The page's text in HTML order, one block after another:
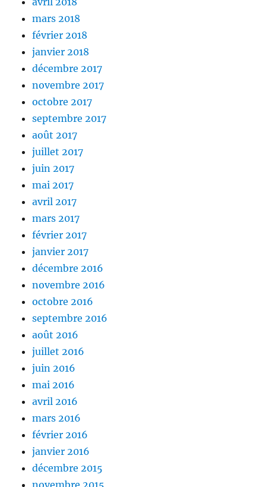
mars 2018
février 2018
janvier 2018
décembre 2017
novembre 2017
octobre 2017
septembre 2017
août 2017
juillet 2017
juin 2017
mai 2017
avril 2017
mars 2017
février 2017
janvier 2017
décembre 2016
novembre 2016
octobre 2016
septembre 2016
août 2016
juillet 2016
juin 2016
mai 2016
avril 2016
mars 2016
février 2016
janvier 2016
décembre 2015